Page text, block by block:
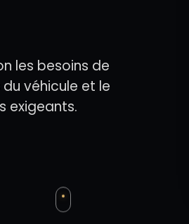
les besoins de
véhicule et le
exigeants.